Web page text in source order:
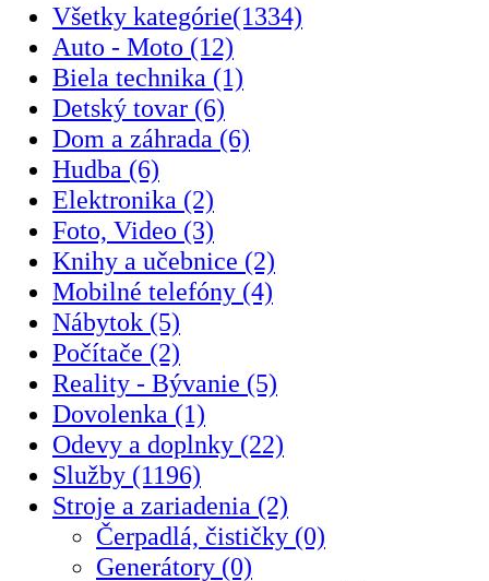
Všetky kategórie(1334)
Auto - Moto (12)
Biela technika (1)
Detský tovar (6)
Dom a záhrada (6)
Hudba (6)
Elektronika (2)
Foto, Video (3)
Knihy a učebnice (2)
Mobilné telefóny (4)
Nábytok (5)
Počítače (2)
Reality - Bývanie (5)
Dovolenka (1)
Odevy a doplnky (22)
Služby (1196)
Stroje a zariadenia (2)
Čerpadlá, čističky (0)
Generátory (0)